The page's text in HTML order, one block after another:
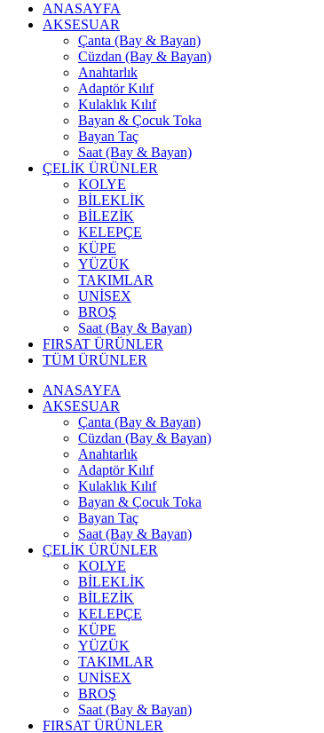
ANASAYFA
AKSESUAR
Çanta (Bay & Bayan)
Cüzdan (Bay & Bayan)
Anahtarlık
Adaptör Kılıf
Kulaklık Kılıf
Bayan & Çocuk Toka
Bayan Taç
Saat (Bay & Bayan)
ÇELİK ÜRÜNLER
KOLYE
BİLEKLİK
BİLEZİK
KELEPÇE
KÜPE
YÜZÜK
TAKIMLAR
UNİSEX
BROŞ
Saat (Bay & Bayan)
FIRSAT ÜRÜNLER
TÜM ÜRÜNLER
ANASAYFA
AKSESUAR
Çanta (Bay & Bayan)
Cüzdan (Bay & Bayan)
Anahtarlık
Adaptör Kılıf
Kulaklık Kılıf
Bayan & Çocuk Toka
Bayan Taç
Saat (Bay & Bayan)
ÇELİK ÜRÜNLER
KOLYE
BİLEKLİK
BİLEZİK
KELEPÇE
KÜPE
YÜZÜK
TAKIMLAR
UNİSEX
BROŞ
Saat (Bay & Bayan)
FIRSAT ÜRÜNLER